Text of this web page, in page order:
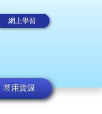
網上學習
常用資源